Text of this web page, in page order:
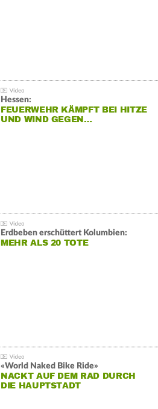
Hessen:
FEUERWEHR KÄMPFT BEI HITZE
UND WIND GEGEN…
Erdbeben erschüttert Kolumbien:
MEHR ALS 20 TOTE
«World Naked Bike Ride»
NACKT AUF DEM RAD DURCH
DIE HAUPTSTADT